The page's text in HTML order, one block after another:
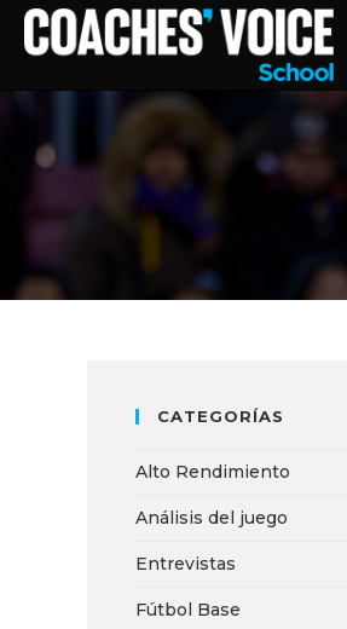
CATEGORÍAS
Alto Rendimiento
Análisis del juego
Entrevistas
Fútbol Base